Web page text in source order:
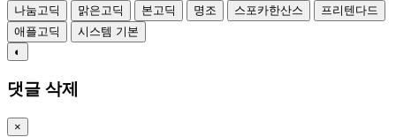
나눔고딕 맑은고딕 본고딕 명조 스포카한산스
프리텐다드
애플고딕
시스템 기본
◐
댓글 삭제
×